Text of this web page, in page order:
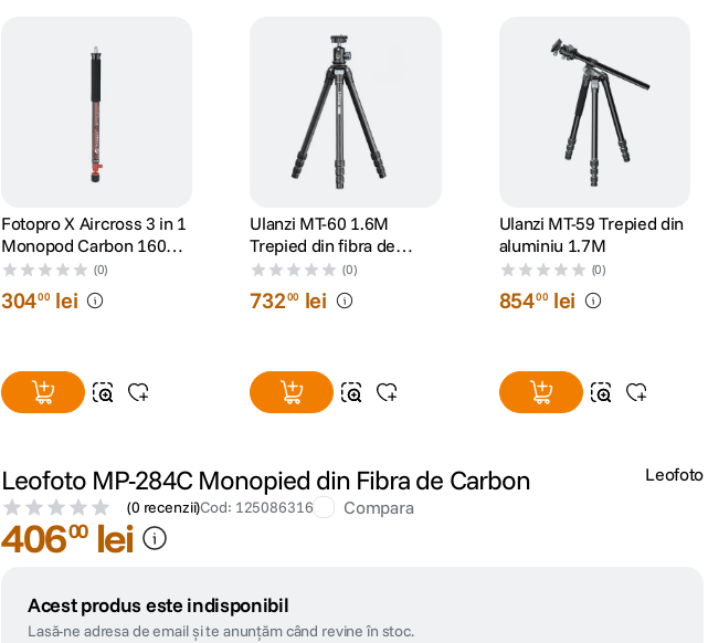
Fotopro X Aircross 3 in 1
Monopod Carbon 160
cm Portocaliu
(0)
30400 lei
Ulanzi MT-60 1.6M
Trepied din fibra de
carbon travel(0)
73200 lei
Ulanzi MT-59 Trepied din
aluminiu 1.7M
(0)
85400 lei
Leofoto MP-284C Monopied din Fibra de Carbon
(0 recenzii)Cod: 125086316 Compara
Leofoto
40600 lei
Acest produs este indisponibil
Lasă-ne adresa de email și te anunțăm când revine în stoc.